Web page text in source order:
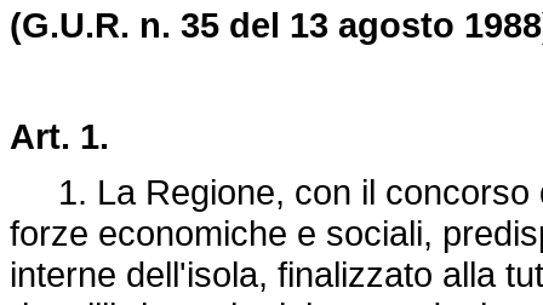
(G.U.R. n. 35 del 13 agosto
Art. 1.
1. La Regione, con il concorso
forze economiche e sociali,
interne dell'isola, finalizzato alla